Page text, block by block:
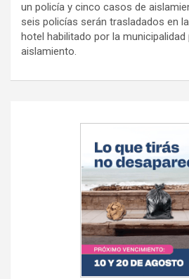
un policía y cinco casos de
seis policías serán trasladados en
hotel habilitado por la municipalidad
aislamiento.